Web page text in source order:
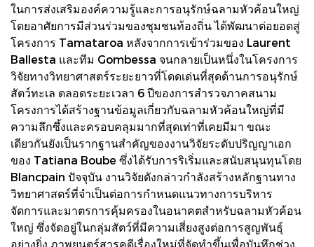
ในการส่งเสริมองค์ความรู้และการอนุรักษ์ฉลามหัวค้อนใหญ่
โดยอาศัยการมีส่วนร่วมของชุมชนท้องถิ่น ได้พัฒนาต่อยอดสู่
โครงการ Tamataroa หลังจากการเข้าร่วมของ Laurent
Ballesta และทีม Gombessa จนกลายเป็นหนึ่งในโครงการ
วิจัยทางวิทยาศาสตร์ระยะยาวที่โดดเด่นที่สุดด้านการอนุรักษ์
สัตว์ทะเล ตลอดระยะเวลา 6 ปีของการสำรวจภาคสนาม
โครงการได้สร้างฐานข้อมูลเกี่ยวกับฉลามหัวค้อนใหญ่ที่มี
ความลึกซึ้งและครอบคลุมมากที่สุดเท่าที่เคยมีมา ขณะ
เดียวกันยังเป็นรากฐานสำคัญของงานวิจัยระดับปริญญาเอก
ของ Tatiana Boube ซึ่งได้รับการริเริ่มและสนับสนุนทุนโดย
Blancpain ปัจจุบัน งานวิจัยดังกล่าวกำลังสร้างหลักฐานทาง
วิทยาศาสตร์ที่จำเป็นต่อการกำหนดแนวทางการบริหาร
จัดการและมาตรการคุ้มครองในอนาคตสำหรับฉลามหัวค้อน
ใหญ่ ซึ่งจัดอยู่ในกลุ่มสัตว์ที่มีความเสี่ยงสูงต่อการสูญพันธุ์
อย่างยิ่ง ภาพยนตร์สารคดีเรื่องใหม่ที่จัดทำขึ้นเพื่อบันทึกช่วง